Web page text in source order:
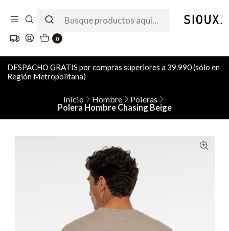
0
DESPACHO GRATIS por compras superiores a 39.990 (sólo en
Región Metropolitana)
Inicio Hombre
Poleras
Polera Hombre Chasing Beige